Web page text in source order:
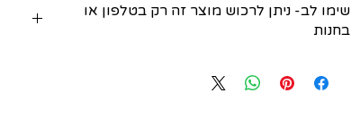
שימו לב- ניתן לרכוש מוצר זה רק בטלפון או
בחנות
המוצרים והמחירים באתר